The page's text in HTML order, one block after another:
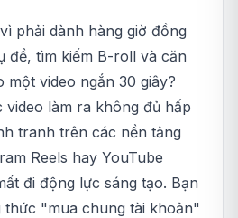
phải dành hàng giờ đồng
đề, tìm kiếm B-roll và căn
video ngắn 30 giây?
video làm ra không đủ hấp
tranh trên các nền tảng
Reels hay YouTube
đi động lực sáng tạo. Bạn
"mua chung tài khoản"